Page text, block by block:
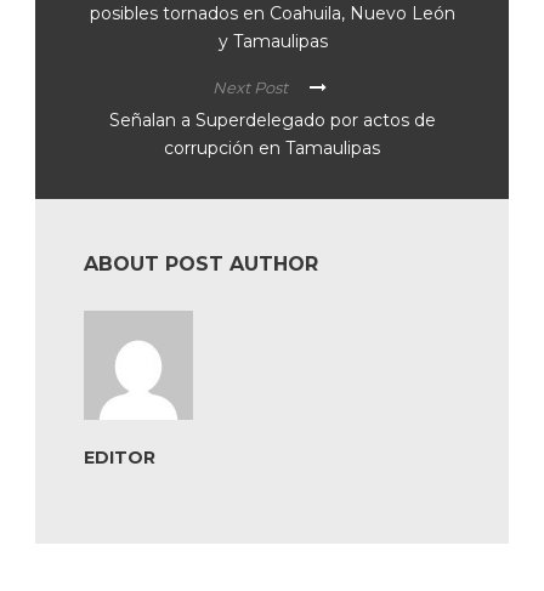
posibles tornados en Coahuila, Nuevo León
y Tamaulipas
Next Post
Señalan a Superdelegado por actos de
corrupción en Tamaulipas
ABOUT POST AUTHOR
EDITOR